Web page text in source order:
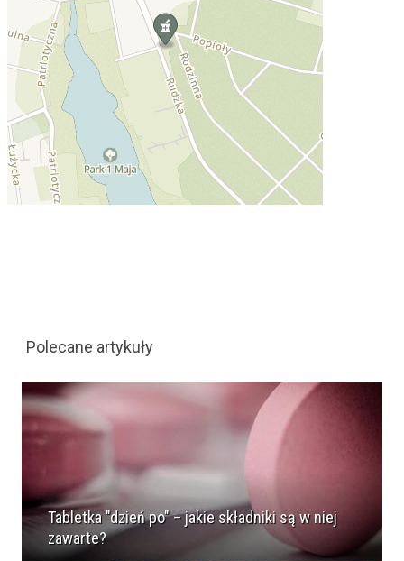
Polecane artykuły
Tabletka "dzień po" – jakie składniki są w niej
zawarte?